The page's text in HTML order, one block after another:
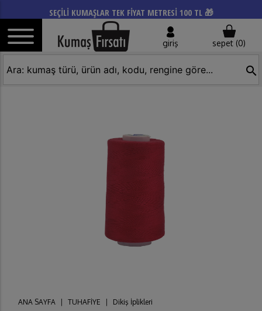
SEÇİLİ KUMAŞLAR TEK FİYAT METRESİ 100 TL 🎁
giriş sepet (0)
search
ANA SAYFA TUHAFİYE Dikiş İplikleri